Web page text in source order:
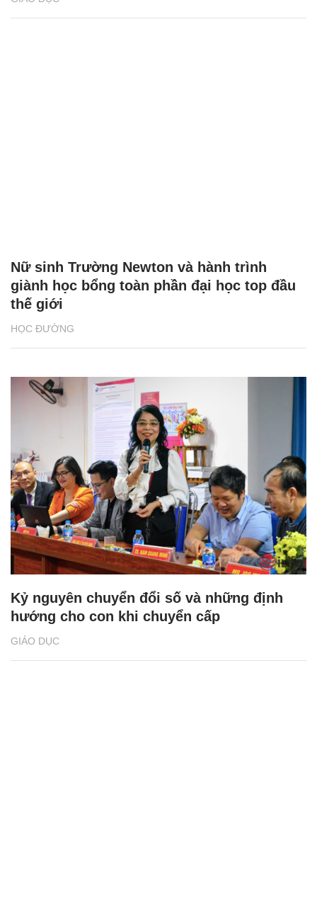
HỌC ĐƯỜNG
Nữ sinh Trường Newton và hành trình
giành học bổng toàn phần đại học top đầu
thế giới
GIÁO DỤC
Kỷ nguyên chuyển đổi số và những định
hướng cho con khi chuyển cấp